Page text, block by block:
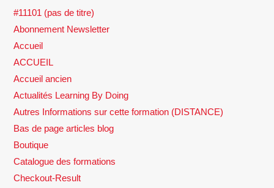
#11101 (pas de titre)
Abonnement Newsletter
Accueil
ACCUEIL
Accueil ancien
Actualités Learning By Doing
Autres Informations sur cette formation (DISTANCE)
Bas de page articles blog
Boutique
Catalogue des formations
Checkout-Result